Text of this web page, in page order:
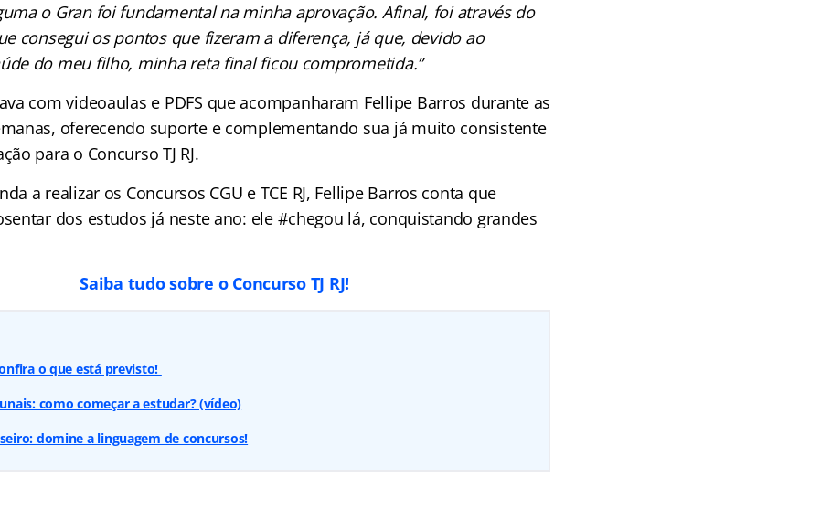
o Gran foi fundamental na minha aprovação. Afinal, foi através do
consegui os pontos que fizeram a diferença, já que, devido ao
do meu filho, minha reta final ficou comprometida.”
com videoaulas e PDFS que acompanharam Fellipe Barros durante as
oferecendo suporte e complementando sua já muito consistente
para o Concurso TJ RJ.
a realizar os Concursos CGU e TCE RJ, Fellipe Barros conta que
dos estudos já neste ano: ele #chegou lá, conquistando grandes
Saiba tudo sobre o Concurso TJ RJ!
o que está previsto!
como começar a estudar? (vídeo)
domine a linguagem de concursos!